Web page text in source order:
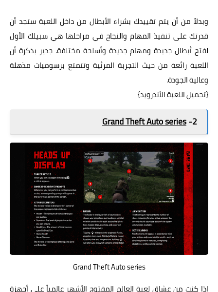
وبدلاً من أن يتم تقييدك بشراء الأبطال من داخل اللعبة ستجد أن
قدرتك على تنفيذ المهام والنجاح في مراحلها هي سبيلك الأول
لفتح أبطال جديدة ومهام جديدة وأسلحة مختلفة. جدير بذكرة أن
اللعبة رائعة من حيث التجربة المرئية وتتمتع برسوميات مذهلة
وعالية الجودة.
{تحميل اللعبة الأندرويد}
2-
Grand Theft Auto series
Grand Theft Auto series
إذا كنت من عشاق لعبة العالم المفتوح الأشهر عالمياً على أجهزة